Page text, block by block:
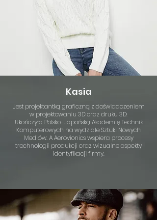
Kasia
Jest projektantką graficzną z doświadczeniem
w projektowaniu 3D oraz druku 3D.
Ukończyła Polsko-Japońską Akademię Technik
Komputerowych na wydziale Sztuki Nowych
Mediów. A Aerovionics wspiera procesy
trechnologii produkcji oraz wizualne aspekty
identyfikacji firmy.